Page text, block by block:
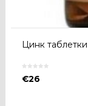
Цинк
€26